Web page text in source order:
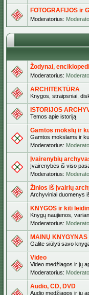
FOTOGRAFIJOS ir
Moderatorius:
Žodynai,
Moderatorius:
ARCHITEKTŪRA
Knygos, straipsniai,
ISTORIJOS
Temos apie istoriją
Gamtos mokslų ir
Gamtos mokslams ir
Moderatorius:
Įvairenybių
Įvairenybės iš viso
Moderatorius:
Žinios iš įvairių
Archyviniai duomenys
KNYGOS ir kiti
Knygų naujienos,
Moderatorius:
MAINŲ KNYGYNAS
Galite siūlyti savo
Video
Video medžiagos ir jų
Moderatorius:
Audio, CD, DVD
Audio medžiagos ir jų